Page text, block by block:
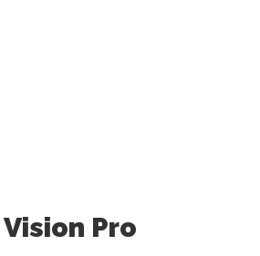
Pro